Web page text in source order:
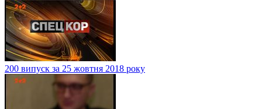
200 випуск за 25 жовтня 2018 року